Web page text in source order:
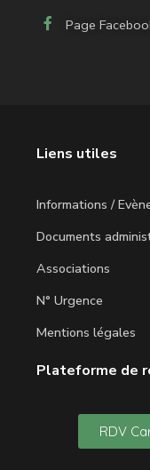
Page
Liens utiles
Informations /
Documents
Associations
N° Urgence
Mentions légales
Plateforme de
RDV